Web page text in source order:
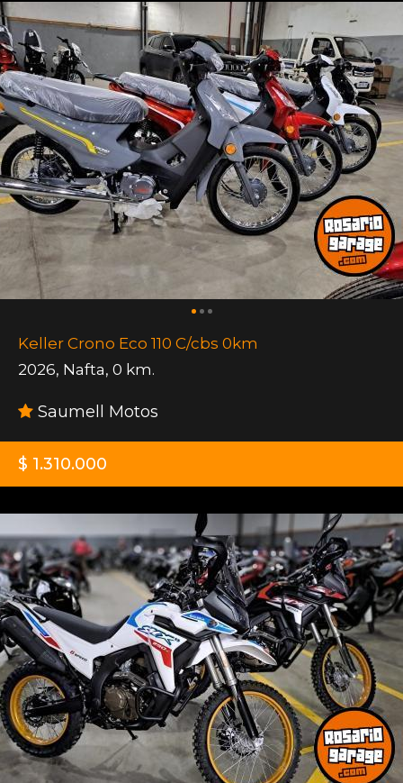
Keller Crono Eco 110 C/cbs 0km
2026, Nafta, 0 km.
Saumell Motos
$ 1.310.000